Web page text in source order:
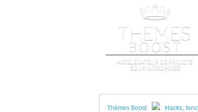
Thèmes Boost Hacks,